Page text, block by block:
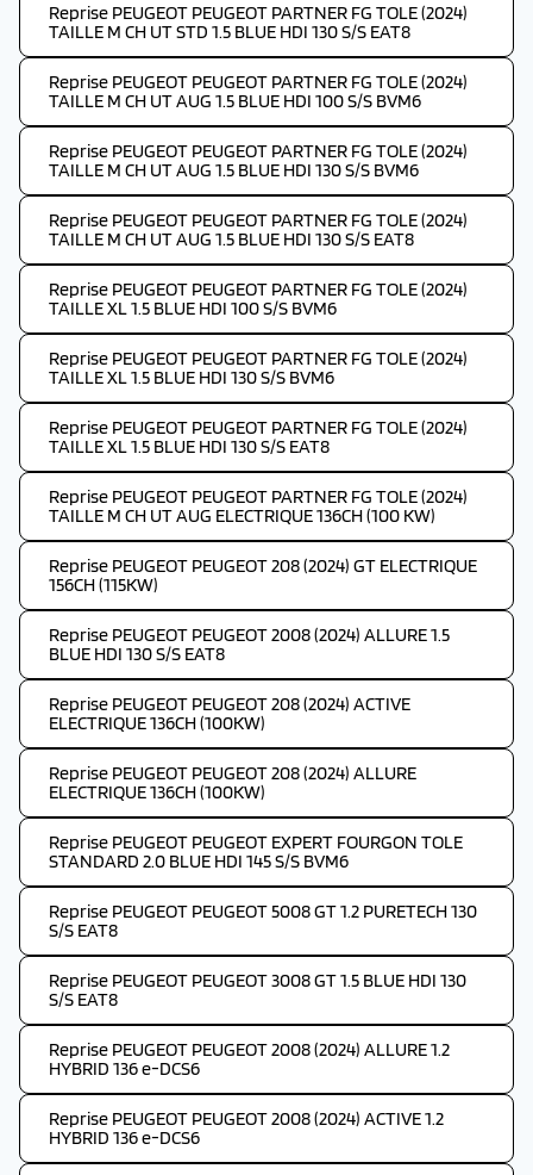
Reprise PEUGEOT PEUGEOT PARTNER FG TOLE (2024)
TAILLE M CH UT STD 1.5 BLUE HDI 130 S/S EAT8
Reprise PEUGEOT PEUGEOT PARTNER FG TOLE (2024)
TAILLE M CH UT AUG 1.5 BLUE HDI 100 S/S BVM6
Reprise PEUGEOT PEUGEOT PARTNER FG TOLE (2024)
TAILLE M CH UT AUG 1.5 BLUE HDI 130 S/S BVM6
Reprise PEUGEOT PEUGEOT PARTNER FG TOLE (2024)
TAILLE M CH UT AUG 1.5 BLUE HDI 130 S/S EAT8
Reprise PEUGEOT PEUGEOT PARTNER FG TOLE (2024)
TAILLE XL 1.5 BLUE HDI 100 S/S BVM6
Reprise PEUGEOT PEUGEOT PARTNER FG TOLE (2024)
TAILLE XL 1.5 BLUE HDI 130 S/S BVM6
Reprise PEUGEOT PEUGEOT PARTNER FG TOLE (2024)
TAILLE XL 1.5 BLUE HDI 130 S/S EAT8
Reprise PEUGEOT PEUGEOT PARTNER FG TOLE (2024)
TAILLE M CH UT AUG ELECTRIQUE 136CH (100 KW)
Reprise PEUGEOT PEUGEOT 208 (2024) GT ELECTRIQUE
156CH (115KW)
Reprise PEUGEOT PEUGEOT 2008 (2024) ALLURE 1.5
BLUE HDI 130 S/S EAT8
Reprise PEUGEOT PEUGEOT 208 (2024) ACTIVE
ELECTRIQUE 136CH (100KW)
Reprise PEUGEOT PEUGEOT 208 (2024) ALLURE
ELECTRIQUE 136CH (100KW)
Reprise PEUGEOT PEUGEOT EXPERT FOURGON TOLE
STANDARD 2.0 BLUE HDI 145 S/S BVM6
Reprise PEUGEOT PEUGEOT 5008 GT 1.2 PURETECH 130
S/S EAT8
Reprise PEUGEOT PEUGEOT 3008 GT 1.5 BLUE HDI 130
S/S EAT8
Reprise PEUGEOT PEUGEOT 2008 (2024) ALLURE 1.2
HYBRID 136 e-DCS6
Reprise PEUGEOT PEUGEOT 2008 (2024) ACTIVE 1.2
HYBRID 136 e-DCS6